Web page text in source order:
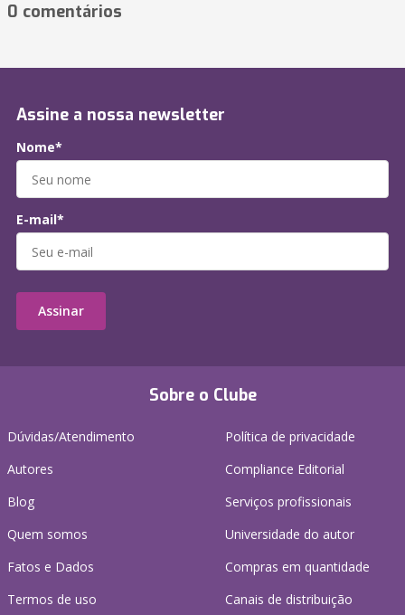
0 comentários
Sobre o Clube
Dúvidas/Atendimento
Autores
Blog
Quem somos
Fatos e Dados
Termos de uso
Política de privacidade
Compliance Editorial
Serviços profissionais
Universidade do autor
Compras em quantidade
Canais de distribuição
Assine a nossa newsletter
Nome*
E-mail*
Assinar